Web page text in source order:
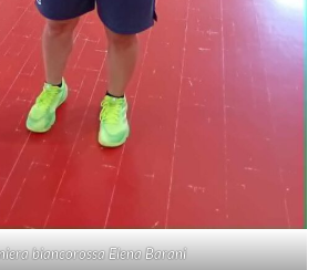
biancorossa Elena Barani